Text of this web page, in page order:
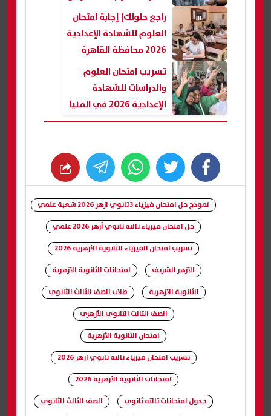
مع الرئيس
راجع حلولك| إجابة امتحان
العلوم للشهادة الإعدادية
2026 محافظة القاهرة
تسريب امتحان العلوم
والدراسات للشهادة
الإعدادية 2026 في المنيا
والشرقية والقاهرة
facebook
twitter
whats
نموذج حل امتحان فيزياء 3 ثانوي ازهر 2026 شعبة علمي
حل امتحان فيزياء تالته ثانوي أزهر 2026 علمي
تسريب امتحان الفيزياء للثانوية الأزهرية 2026
الأزهر الشريف
امتحانات الثانوية الأزهرية
الثانوية الأزهرية
طلاب الصف الثالث الثانوي
الصف الثالث الثانوي الأزهري
امتحان الثانوية الأزهرية
تسريب امتحان فيزياء تالته ثانوي ازهر 2026
امتحانات الثانوية الأزهرية 2026
جدول امتحانات تالته ثانوي
الصف الثالث الثانوي